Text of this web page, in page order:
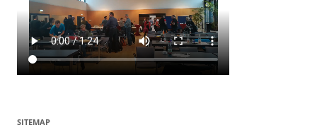
SITEMAP